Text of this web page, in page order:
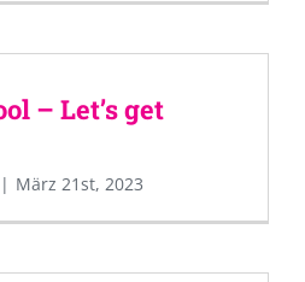
– Let’s get
| März 21st, 2023